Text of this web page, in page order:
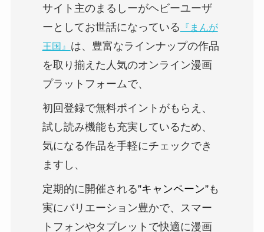
サイト主のまるしーがヘビーユーザ
ーとしてお世話になっている 『まんが
王国』 は、豊富なラインナップの作品
を取り揃えた人気のオンライン漫画
プラットフォームで、
初回登録で無料ポイントがもらえ、
試し読み機能も充実しているため、
気になる作品を手軽にチェックでき
ますし、
定期的に開催される”キャンペーン”も
実にバリエーション豊かで、スマー
トフォンやタブレットで快適に漫画